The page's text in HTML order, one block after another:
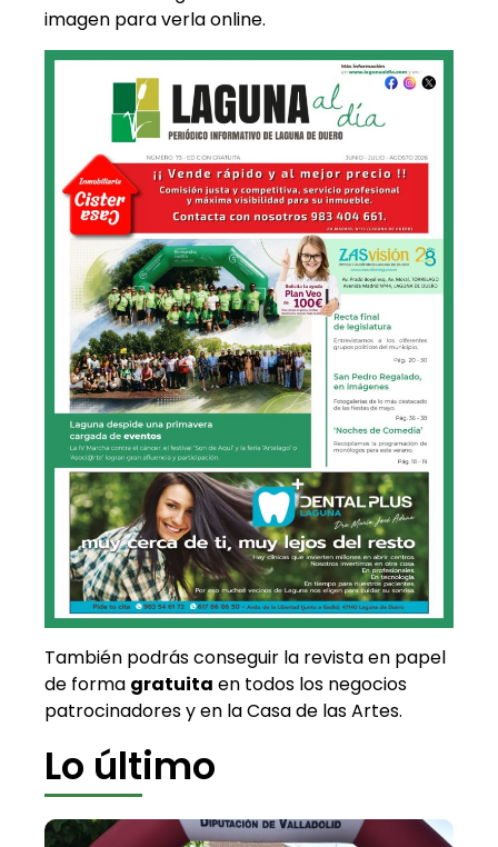
imagen para verla online.
También podrás conseguir la revista en papel
de forma gratuita en todos los negocios
patrocinadores y en la Casa de las Artes.
Lo último